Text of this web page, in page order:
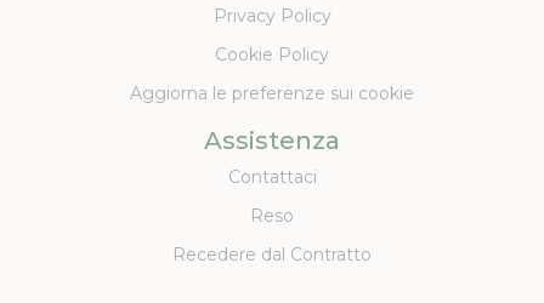
Privacy Policy
Cookie Policy
Aggiorna le preferenze sui cookie
Assistenza
Contattaci
Reso
Recedere dal Contratto